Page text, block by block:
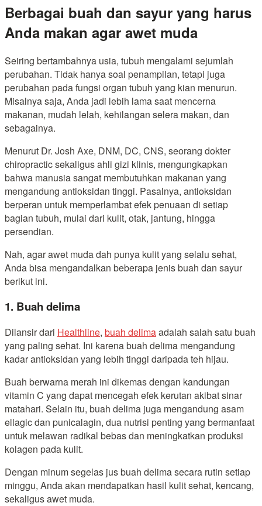
Berbagai buah dan sayur yang harus
Anda makan agar awet muda
Seiring bertambahnya usia, tubuh mengalami sejumlah
perubahan. Tidak hanya soal penampilan, tetapi juga
perubahan pada fungsi organ tubuh yang kian menurun.
Misalnya saja, Anda jadi lebih lama saat mencerna
makanan, mudah lelah, kehilangan selera makan, dan
sebagainya.
Menurut Dr. Josh Axe, DNM, DC, CNS, seorang dokter
chiropractic sekaligus ahli gizi klinis, mengungkapkan
bahwa manusia sangat membutuhkan makanan yang
mengandung antioksidan tinggi. Pasalnya, antioksidan
berperan untuk memperlambat efek penuaan di setiap
bagian tubuh, mulai dari kulit, otak, jantung, hingga
persendian.
Nah, agar awet muda dah punya kulit yang selalu sehat,
Anda bisa mengandalkan beberapa jenis buah dan sayur
berikut ini.
1. Buah delima
Dilansir dari Healthline, buah delimaadalah salah satu buah
yang paling sehat. Ini karena buah delima mengandung
kadar antioksidan yang lebih tinggi daripada teh hijau.
Buah berwarna merah ini dikemas dengan kandungan
vitamin C yang dapat mencegah efek kerutan akibat sinar
matahari. Selain itu, buah delima juga mengandung asam
ellagic dan punicalagin, dua nutrisi penting yang bermanfaat
untuk melawan radikal bebas dan meningkatkan produksi
kolagen pada kulit.
Dengan minum segelas jus buah delima secara rutin setiap
minggu, Anda akan mendapatkan hasil kulit sehat, kencang,
sekaligus awet muda.